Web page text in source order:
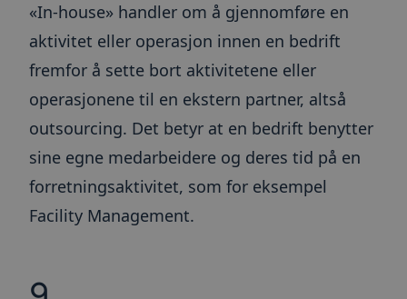
«In-house» handler om å gjennomføre en
aktivitet eller operasjon innen en bedrift
fremfor å sette bort aktivitetene eller
operasjonene til en ekstern partner, altså
outsourcing. Det betyr at en bedrift benytter
sine egne medarbeidere og deres tid på en
forretningsaktivitet, som for eksempel
Facility Management.